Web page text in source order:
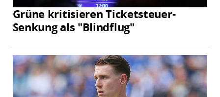
Grüne kritisieren Ticketsteuer-
Senkung als "Blindflug"